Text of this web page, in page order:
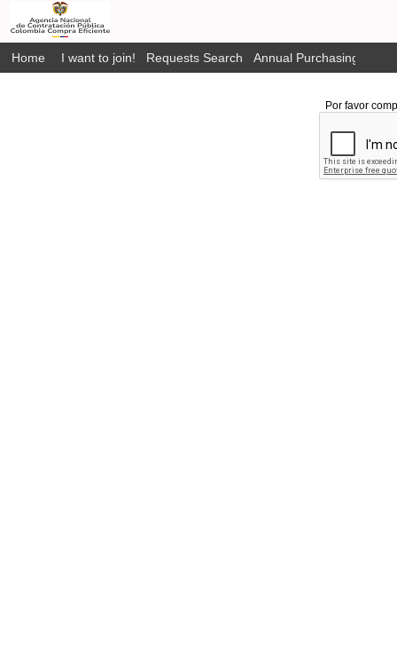
Home I want to join! Requests Search Annual Purchasing Plan
Por favor